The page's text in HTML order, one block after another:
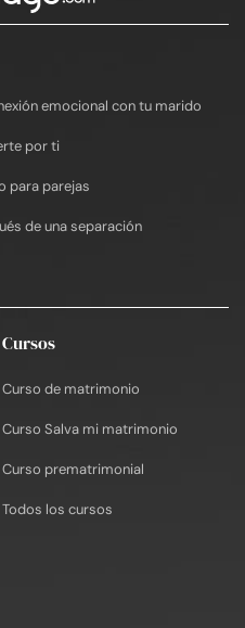
emocional con tu marido
por ti
para parejas
de una separación
Cursos
Curso de matrimonio
Curso Salva mi matrimonio
Curso prematrimonial
Todos los cursos